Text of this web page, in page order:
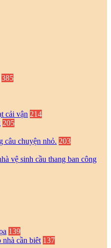
385
cải vận 214
205
câu chuyện nhỏ. 203
vệ sinh cầu thang ban công
139
nhà cần biêt 137